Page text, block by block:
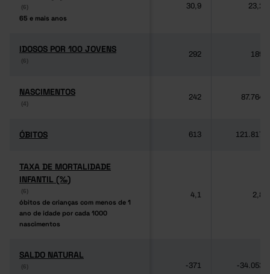
(6)
65 e mais anos
(6)
65 e mais anos
30,9 23,2
IDOSOS POR 100 JOVENS
(6)
IDOSOS POR 100 JOVENS
(6)
292 189
NASCIMENTOS
(4)
NASCIMENTOS
(4)
242 87.764
ÓBITOS
ÓBITOS 613 121.817
TAXA DE MORTALIDADE
INFANTIL (‰)
(6)
óbitos de crianças com menos de 1
ano de idade por cada 1000
nascimentos
TAXA DE MORTALIDADE
INFANTIL (‰)
(6)
óbitos de crianças com menos de 1
ano de idade por cada 1000
nascimentos
4,1 2,8
SALDO NATURAL
(6)
SALDO NATURAL
(6) -371 -34.053